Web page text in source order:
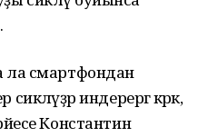
ла смартфондан
индерергә кәрәк,
Константин